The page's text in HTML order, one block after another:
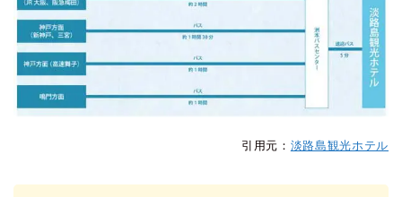
引用元： 淡路島観光ホテル